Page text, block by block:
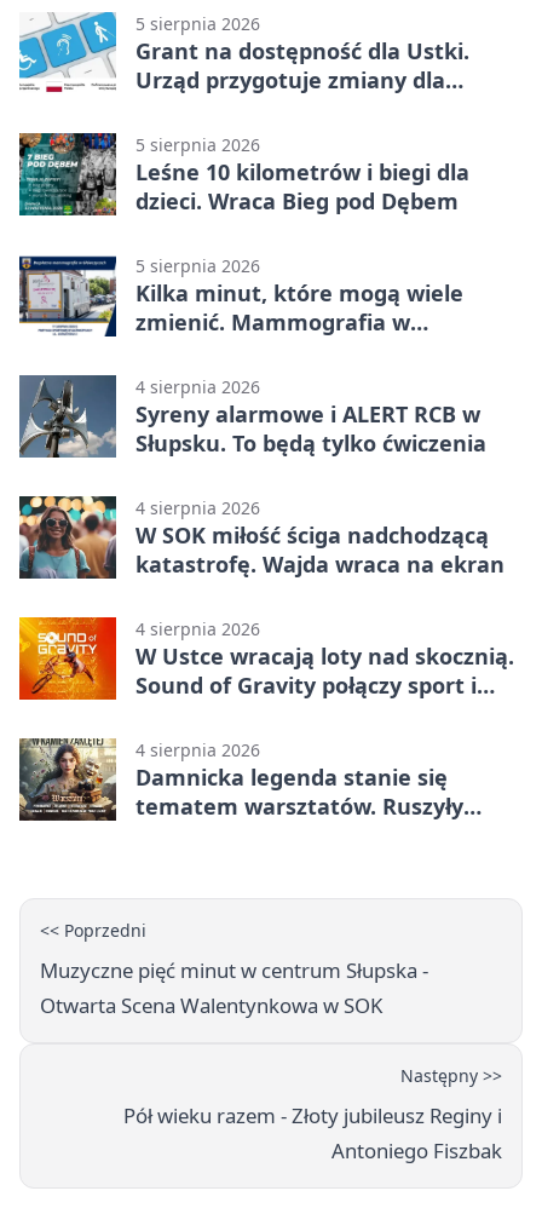
5 sierpnia 2026
Grant na dostępność dla Ustki.
Urząd przygotuje zmiany dla
5 sierpnia 2026
Leśne 10 kilometrów i biegi dla
dzieci. Wraca Bieg pod Dębem
5 sierpnia 2026
Kilka minut, które mogą wiele
zmienić. Mammografia w
4 sierpnia 2026
Syreny alarmowe i ALERT RCB w
Słupsku. To będą tylko ćwiczenia
4 sierpnia 2026
W SOK miłość ściga nadchodzącą
katastrofę. Wajda wraca na ekran
4 sierpnia 2026
W Ustce wracają loty nad skocznią.
Sound of Gravity połączy sport i
4 sierpnia 2026
Damnicka legenda stanie się
tematem warsztatów. Ruszyły
<< Poprzedni
Muzyczne pięć minut w centrum Słupska -
Otwarta Scena Walentynkowa w SOK
Następny >>
Pół wieku razem - Złoty jubileusz Reginy i
Antoniego Fiszbak